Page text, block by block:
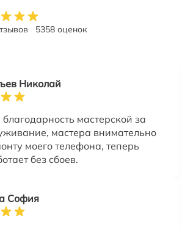
5358 оценок
Николай
мастерской за
мастера внимательно
моего телефона, теперь
без сбоев.
София